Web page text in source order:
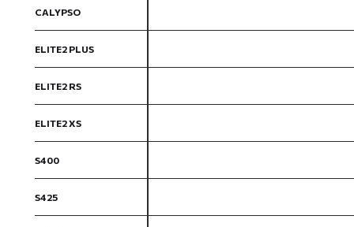
CALYPSO
ELITE2 PLUS
ELITE2 RS
ELITE2 XS
S400
S425